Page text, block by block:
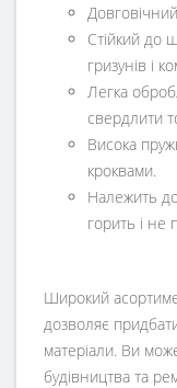
Стійкий до
гризунів і
Легка
свердлити
Висока
кроквами.
Належить
горить і не
Широкий
дозволяє
матеріали. Ви
будівництва та